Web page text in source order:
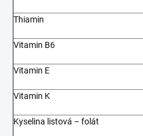
Thiamin
Vitamin B6
Vitamin E
Vitamin K
Kyselina listová – folát